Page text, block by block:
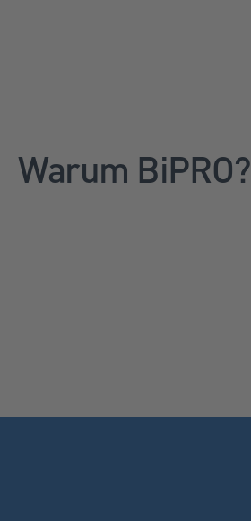
Warum BiPRO?